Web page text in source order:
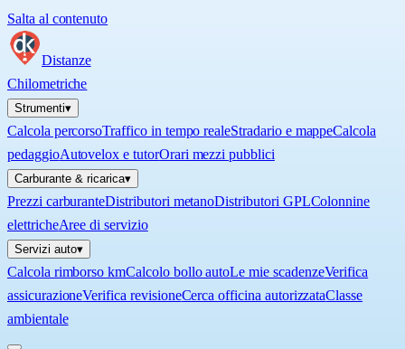
Salta al contenuto
Distanze
Chilometriche
Strumenti▾
Calcola percorsoTraffico in tempo realeStradario e mappeCalcola
pedaggioAutovelox e tutorOrari mezzi pubblici
Carburante & ricarica▾
Prezzi carburanteDistributori metanoDistributori GPLColonnine
elettricheAree di servizio
Servizi auto▾
Calcola rimborso kmCalcolo bollo autoLe mie scadenzeVerifica
assicurazioneVerifica revisioneCerca officina autorizzataClasse
ambientale